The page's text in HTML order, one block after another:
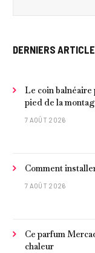
DERNIERS
Le coin balnéaire
pied de la
poisson et
7 AOÛT 2026
Comment
7 AOÛT 2026
Ce parfum
chaleur